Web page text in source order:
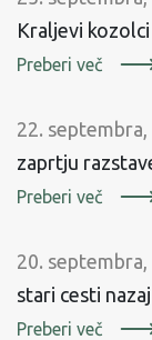
Kraljevi
Preberi več
22. septembra,
zaprtju
Preberi več
20. septembra,
stari cesti
Preberi več